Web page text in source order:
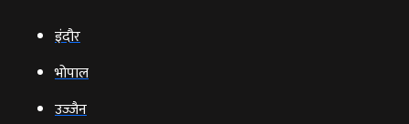
इंदौर
भोपाल
उज्‍जैन